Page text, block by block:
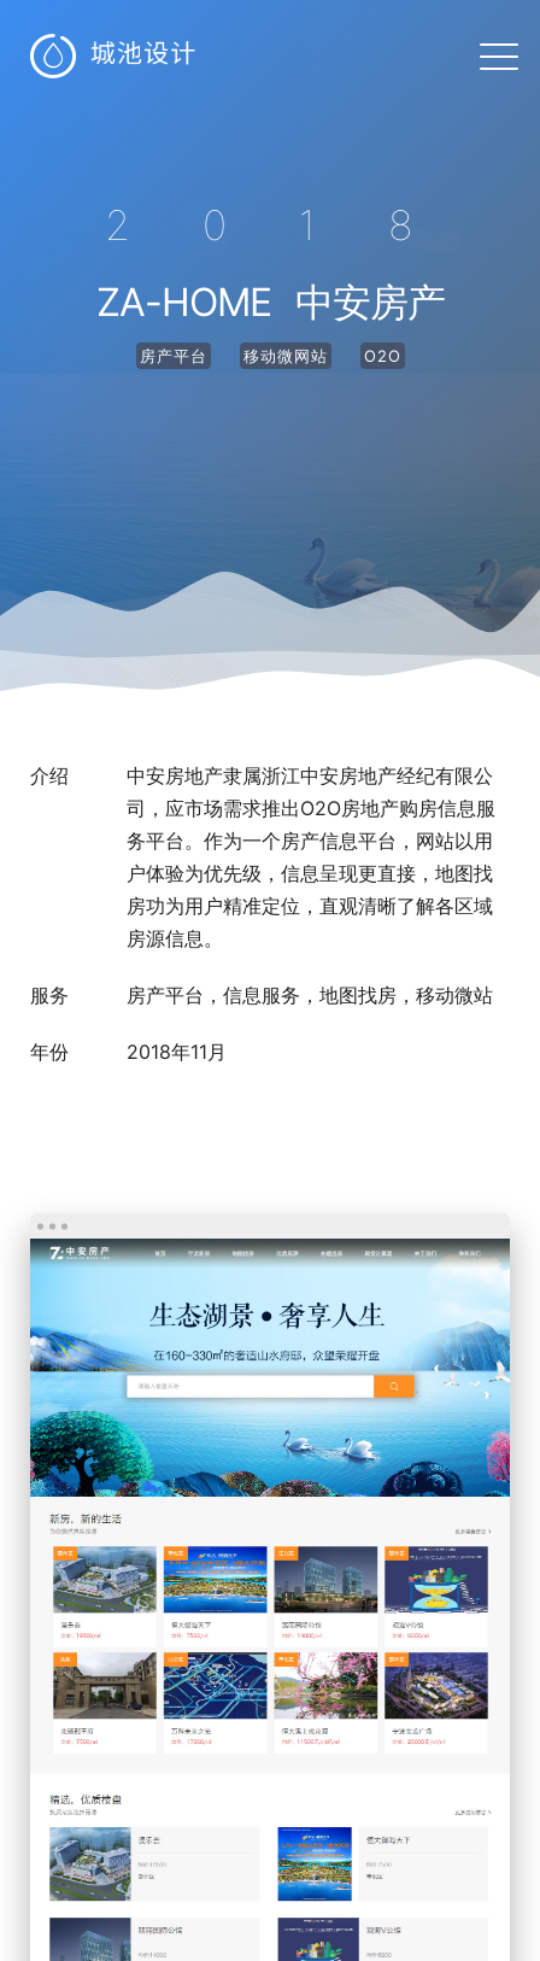

2018
ZA-HOME 中安房产
房产平台 移动微网站 O2O
介绍
中安房地产隶属浙江中安房地产经纪有限公
司，应市场需求推出O2O房地产购房信息服
务平台。作为一个房产信息平台，网站以用
户体验为优先级，信息呈现更直接，地图找
房功为用户精准定位，直观清晰了解各区域
房源信息。
服务 房产平台，信息服务，地图找房，移动微站
年份 2018年11月